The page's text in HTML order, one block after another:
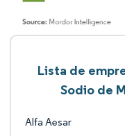
Lista de
Sodio de
Alfa Aesar